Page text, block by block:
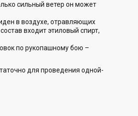
сильный ветер он может
в воздухе, отравляющих
входит этиловый спирт,
по рукопашному бою –
для проведения одной-